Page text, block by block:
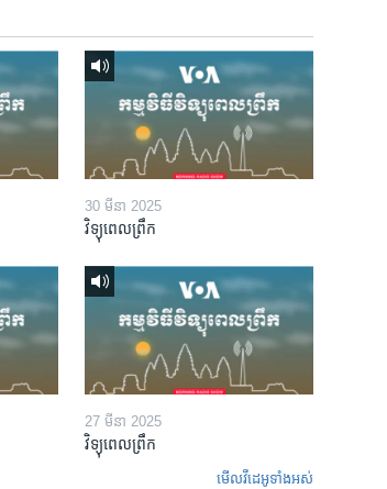
30 មីនា 2025
វិទ្យុពេលព្រឹក
27 មីនា 2025
វិទ្យុពេលព្រឹក
មើល​វីដេអូ​ទាំង​អស់